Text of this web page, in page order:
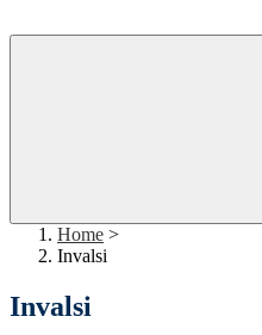
Home >
Invalsi
Invalsi